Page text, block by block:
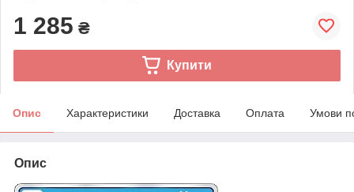
1 285 ₴
Купити
Опис Характеристики Доставка Оплата Умови
Опис